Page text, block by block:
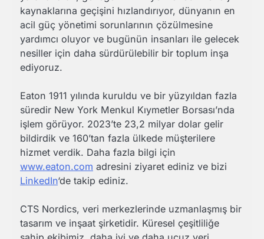
kaynaklarına geçişini hızlandırıyor, dünyanın en
acil güç yönetimi sorunlarının çözülmesine
yardımcı oluyor ve bugünün insanları ile gelecek
nesiller için daha sürdürülebilir bir toplum inşa
ediyoruz.
Eaton 1911 yılında kuruldu ve bir yüzyıldan fazla
süredir New York Menkul Kıymetler Borsası’nda
işlem görüyor. 2023’te 23,2 milyar dolar gelir
bildirdik ve 160’tan fazla ülkede müşterilere
hizmet verdik. Daha fazla bilgi için
www.eaton.com adresini ziyaret ediniz ve bizi
LinkedIn‘de takip ediniz.
CTS Nordics, veri merkezlerinde uzmanlaşmış bir
tasarım ve inşaat şirketidir. Küresel çeşitliliğe